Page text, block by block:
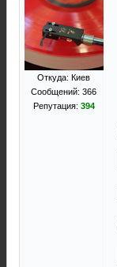
Откуда: Киев
Сообщений: 366
Репутация: 394